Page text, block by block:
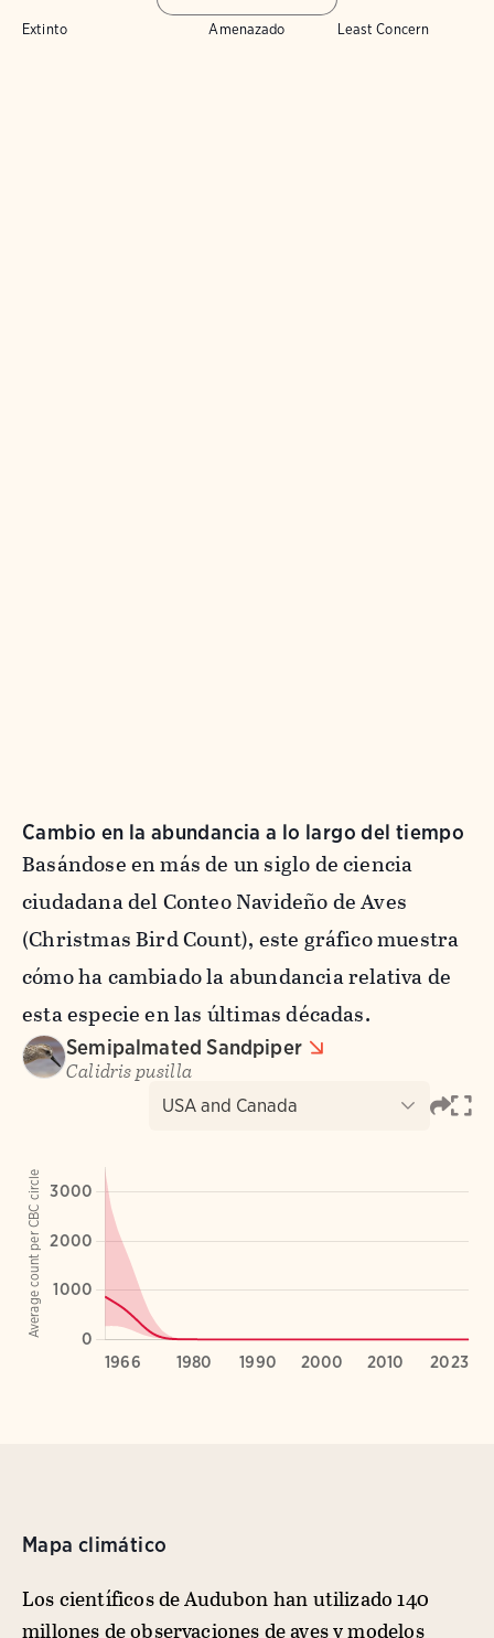
Extinto Amenazado Least Concern
Cambio en la abundancia a lo largo del tiempo
Basándose en más de un siglo de ciencia
ciudadana del Conteo Navideño de Aves
(Christmas Bird Count), este gráfico muestra
cómo ha cambiado la abundancia relativa de
esta especie en las últimas décadas.
Mapa climático
Los científicos de Audubon han utilizado 140
millones de observaciones de aves y modelos